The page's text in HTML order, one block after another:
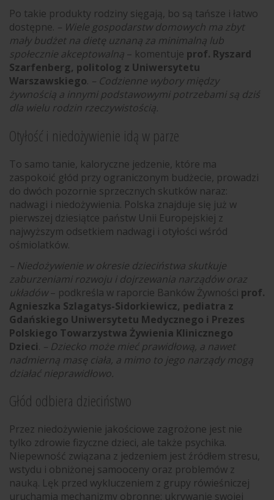
Po takie produkty rodziny sięgają, bo są tańsze i łatwo
dostępne. – Wiele gospodarstw domowych ma zbyt
mały budżet na dietę uznaną za minimalną lub
społecznie akceptowalną – komentuje prof. Ryszard
Szarfenberg, politolog z Uniwersytetu
Warszawskiego. – Codzienne wybory między
żywnością a innymi podstawowymi potrzebami są dziś
dla wielu rodzin rzeczywistością.
Otyłość i niedożywienie idą w parze
To samo tanie, kaloryczne jedzenie, które ma
zaspokoić głód przy ograniczonym budżecie, prowadzi
do dwóch pozornie sprzecznych skutków naraz:
nadwagi i niedożywienia. Polska znajduje się już w
pierwszej dziesiątce państw Unii Europejskiej z
najwyższym odsetkiem nadwagi i otyłości wśród
ośmiolatków.
– Niedożywienie w okresie dzieciństwa skutkuje
zaburzeniami rozwoju i dojrzewania narządów oraz
układów– podkreśla w raporcie Banków Żywności prof.
Agnieszka Szlagatys-Sidorkiewicz, pediatra z
Gdańskiego Uniwersytetu Medycznego i Prezes
Polskiego Towarzystwa Żywienia Klinicznego
Dzieci. – Dziecko może mieć prawidłową, a nawet
nadmierną masę ciała, a mimo to jego narządy mogą
działać nieprawidłowo.
Głód odbiera dzieciństwo
Przez niedożywienie jakościowe zagrożone jest nie
tylko zdrowie fizyczne dzieci, ale także psychika.
Niepewność związana z jedzeniem jest źródłem stresu,
wstydu i obniżonej samooceny oraz problemów z
nauką. Lęk przed wykluczeniem z grupy rówieśniczej
uruchamia mechanizmy obronne: ukrywanie swojej